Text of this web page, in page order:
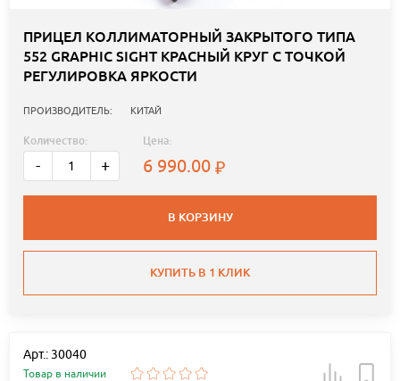
ПРИЦЕЛ КОЛЛИМАТОРНЫЙ ЗАКРЫТОГО ТИПА
552 GRAPHIC SIGHT КРАСНЫЙ КРУГ С ТОЧКОЙ
РЕГУЛИРОВКА ЯРКОСТИ
ПРОИЗВОДИТЕЛЬ: КИТАЙ
Количество:
- +
Цена:
6 990.00
В КОРЗИНУ
КУПИТЬ В 1 КЛИК
Арт.: 30040
Товар в наличии